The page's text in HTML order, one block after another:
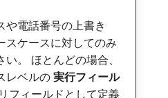
や電話番号の上書き
スケースに対してのみ
。 ほとんどの場合、
レベルの​ 実行フィール
フィールドとして定義